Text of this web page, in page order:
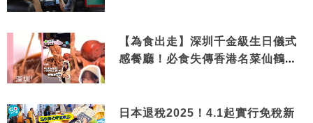
【為食出走】深圳千金級生日儀式
感餐廳！必食失傳香港名菜仙鶴神
日本退稅2025！4.1起實行免稅新